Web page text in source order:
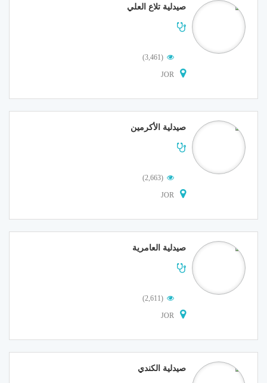
صيدلية تلاع العلي
(3,461)
JOR
صيدلية الأكرمين
(2,663)
JOR
صيدلية العامرية
(2,611)
JOR
صيدلية الكندي